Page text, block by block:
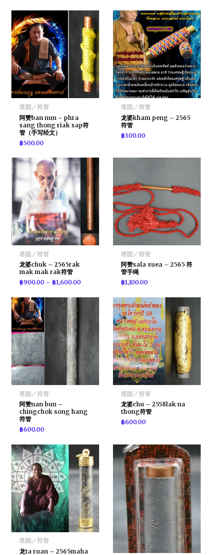
塔固／符管
阿赞ban nun – phra
sang thong riak sap符
管（手写经文）
฿500.00
塔固／符管
龙婆kham peng – 2565
符管
฿300.00
塔固／符管
龙婆chuk – 2565rak
mak mak rak符管
฿900.00 – ฿1,600.00
塔固／符管
阿赞sala suea – 2565 符
管手绳
฿1,100.00
塔固／符管
阿赞nan bun –
chingchok song hang
符管
฿600.00
塔固／符管
龙婆chu – 2558lak na
thong符管
฿600.00
塔固／符管
龙ta ruan – 2565maha